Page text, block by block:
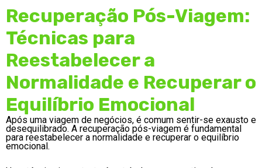
Recuperação Pós-Viagem:
Técnicas para
Reestabelecer a
Normalidade e Recuperar o
Equilíbrio Emocional
Após uma viagem de negócios, é comum sentir-se exausto e
desequilibrado. A recuperação pós-viagem é fundamental
para reestabelecer a normalidade e recuperar o equilíbrio
emocional.